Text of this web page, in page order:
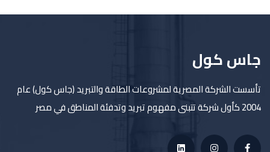
جاس كول
تأسست الشركة المصرية لمشروعات الطاقة والتبريد (جاس كول) عام
2004 كأول شركة تتبنى مفهوم تبريد وتدفئة المناطق في مصر